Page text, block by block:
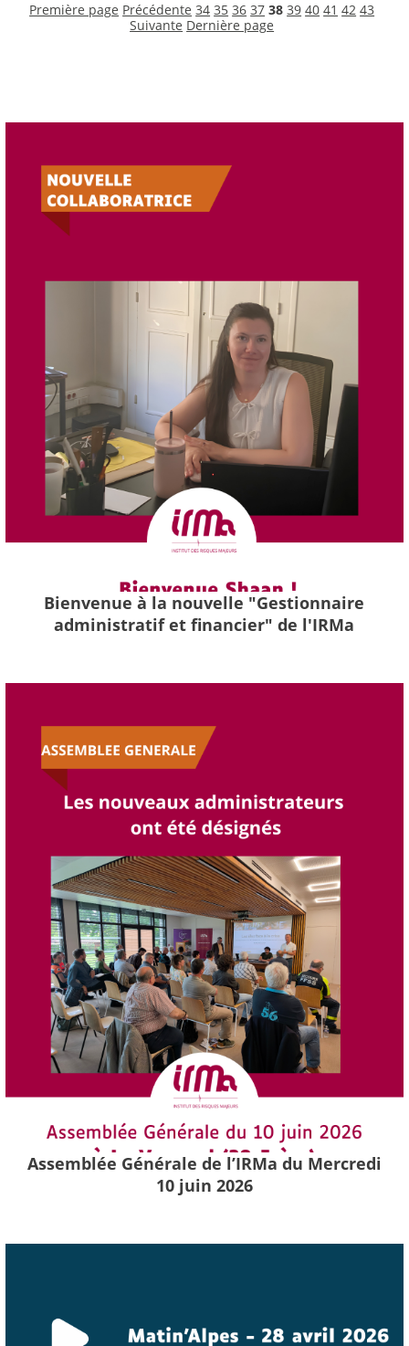
Première page Précédente 34 35 36 37 38 39 40 41 42 43
Suivante Dernière page
Bienvenue à la nouvelle "Gestionnaire
administratif et financier" de l'IRMa
Assemblée Générale de l’IRMa du Mercredi
10 juin 2026